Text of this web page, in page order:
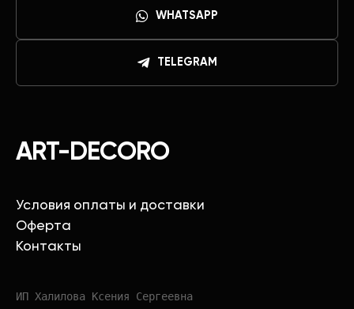
ART-DECORO
Условия оплаты и доставки
Оферта
Контакты
ИП Халилова Ксения Сергеевна
WHATSAPP
TELEGRAM